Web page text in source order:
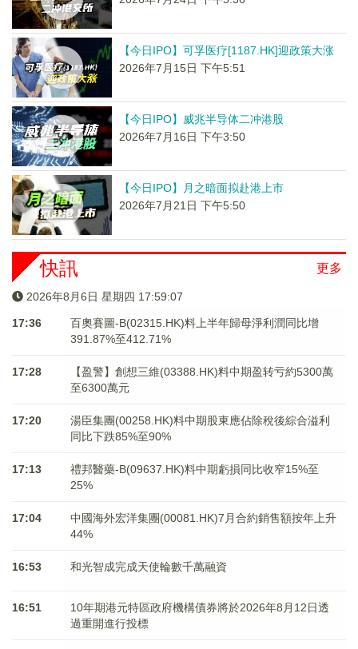
【今日IPO】可孚医疗[1187.HK]迎政策大涨
2026年7月15日 下午5:51
【今日IPO】威兆半导体二冲港股
2026年7月16日 下午3:50
【今日IPO】月之暗面拟赴港上市
2026年7月21日 下午5:50
更多
快訊
2026年8月6日 星期四 17:59:07
17:36
百奧賽圖-B(02315.HK)料上半年歸母淨利潤同比增
391.87%至412.71%
17:28
【盈警】創想三維(03388.HK)料中期盈转亏約5300萬
至6300萬元
17:20
湯臣集團(00258.HK)料中期股東應佔除稅後綜合溢利
同比下跌85%至90%
17:13
禮邦醫藥-B(09637.HK)料中期虧損同比收窄15%至
25%
17:04
中國海外宏洋集團(00081.HK)7月合約銷售額按年上升
44%
16:53 和光智成完成天使輪數千萬融資
16:51
10年期港元特區政府機構債券將於2026年8月12日透
過重開進行投標